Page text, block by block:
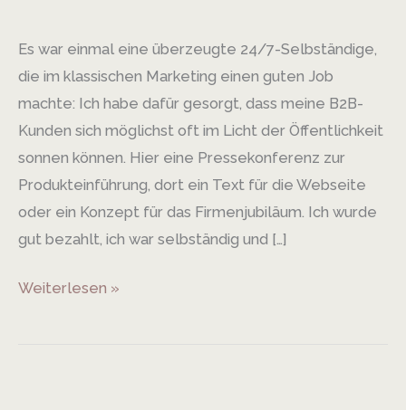
Es war einmal eine überzeugte 24/7-Selbständige,
die im klassischen Marketing einen guten Job
machte: Ich habe dafür gesorgt, dass meine B2B-
Kunden sich möglichst oft im Licht der Öffentlichkeit
sonnen können. Hier eine Pressekonferenz zur
Produkteinführung, dort ein Text für die Webseite
oder ein Konzept für das Firmenjubiläum. Ich wurde
gut bezahlt, ich war selbständig und […]
Geschichte.
Weiterlesen »